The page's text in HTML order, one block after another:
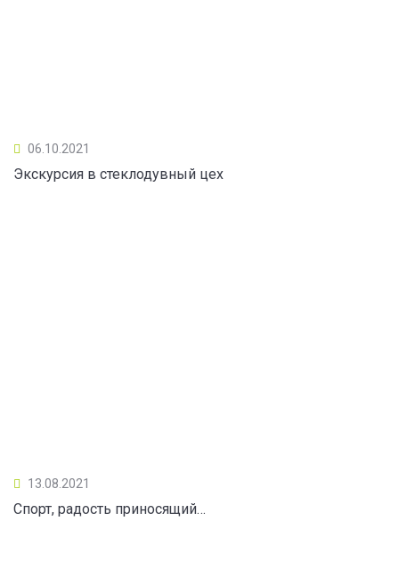
06.10.2021
Экскурсия в стеклодувный цех
13.08.2021
Спорт, радость приносящий…